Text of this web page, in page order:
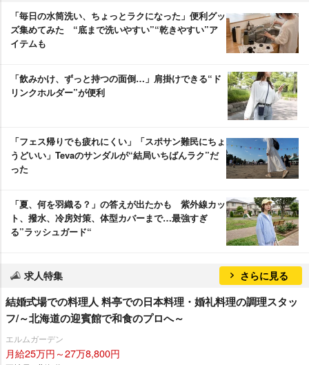
「毎日の水筒洗い、ちょっとラクになった」便利グッ
ズ集めてみた “底まで洗いやすい”“乾きやすい”ア
イテムも
「飲みかけ、ずっと持つの面倒…」肩掛けできる“ド
リンクホルダー”が便利
「フェス帰りでも疲れにくい」「スポサン難民にちょ
うどいい」Tevaのサンダルが“結局いちばんラク”だ
った
「夏、何を羽織る？」の答えが出たかも 紫外線カッ
ト、撥水、冷房対策、体型カバーまで…最強すぎ
る”ラッシュガード“
求人特集 さらに見る
結婚式場での料理人 料亭での日本料理・婚礼料理の調理スタッ
フ/～北海道の迎賓館で和食のプロへ～
エルムガーデン
月給25万円～27万8,800円